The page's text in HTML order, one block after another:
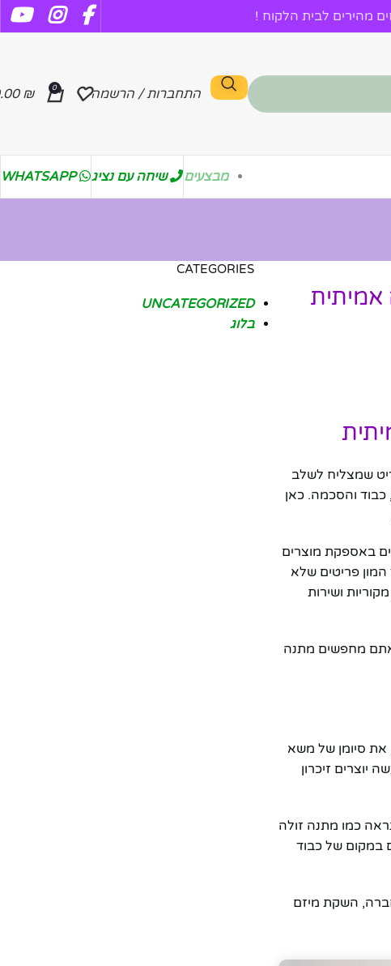
מהירים לבית הלקוח !
התחברות / הרשמה 0
₪
מבצעים שיחה עם נציג WHATSAPP
שמצליח לשלב
כבוד והסכמה. כאן
באספקת מוצרים
המון פריטים שלא
ושירות
מחפשים מתנה
את סיומן של משא
זיכרון
כמו מתנה זולה
במקום של כבוד
השקת מיזם
CATEGORIES
UNCATEGORIZED
בלוג